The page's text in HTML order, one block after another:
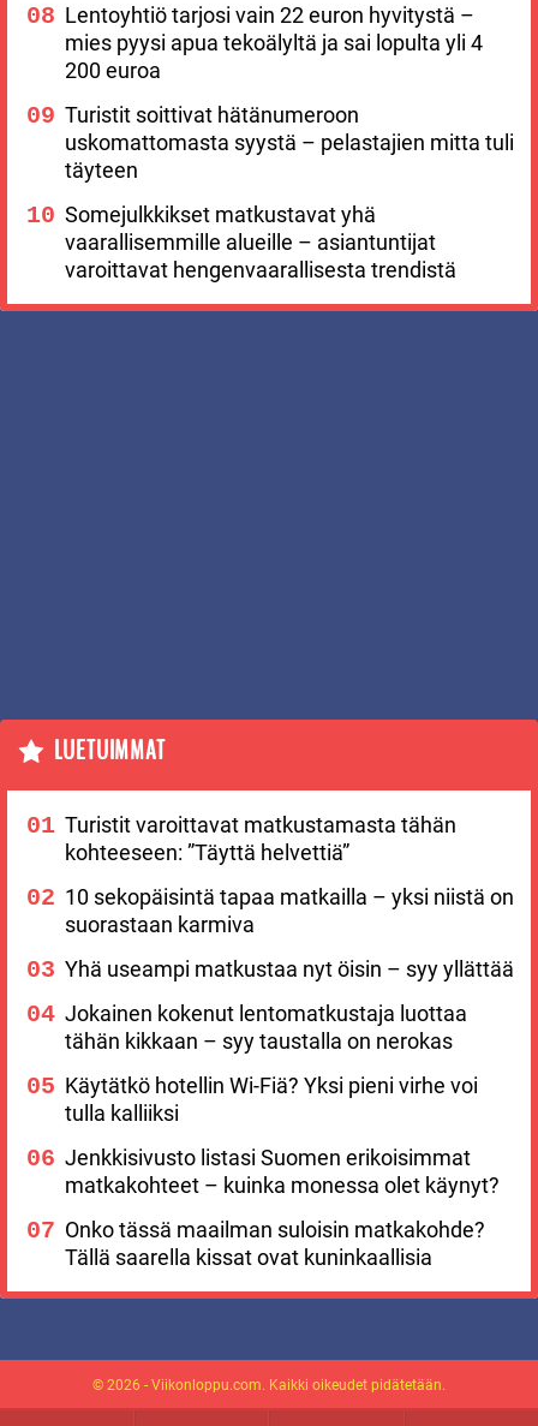
Lentoyhtiö tarjosi vain 22 euron hyvitystä –
mies pyysi apua tekoälyltä ja sai lopulta yli 4
200 euroa
Turistit soittivat hätänumeroon
uskomattomasta syystä – pelastajien mitta tuli
täyteen
Somejulkkikset matkustavat yhä
vaarallisemmille alueille – asiantuntijat
varoittavat hengenvaarallisesta trendistä
LUETUIMMAT
Turistit varoittavat matkustamasta tähän
kohteeseen: ”Täyttä helvettiä”
10 sekopäisintä tapaa matkailla – yksi niistä on
suorastaan karmiva
Yhä useampi matkustaa nyt öisin – syy yllättää
Jokainen kokenut lentomatkustaja luottaa
tähän kikkaan – syy taustalla on nerokas
Käytätkö hotellin Wi-Fiä? Yksi pieni virhe voi
tulla kalliiksi
Jenkkisivusto listasi Suomen erikoisimmat
matkakohteet – kuinka monessa olet käynyt?
Onko tässä maailman suloisin matkakohde?
Tällä saarella kissat ovat kuninkaallisia
© 2026 - Viikonloppu.com. Kaikki oikeudet pidätetään.